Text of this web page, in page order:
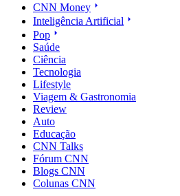
CNN Money
Inteligência Artificial
Pop
Saúde
Ciência
Tecnologia
Lifestyle
Viagem & Gastronomia
Review
Auto
Educação
CNN Talks
Fórum CNN
Blogs CNN
Colunas CNN